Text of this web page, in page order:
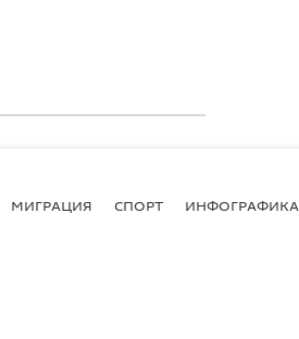
МИГРАЦИЯ СПОРТ ИНФОГРАФИКА